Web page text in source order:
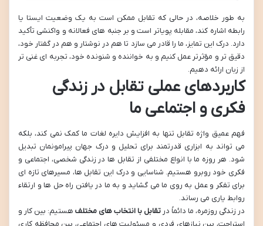
به طور خلاصه، در حالی که تقابل ممکن است به یک وضعیت ایستا یا
رابطه اشاره کند، مقابله پویاتر است و بر جنبه های فعالانه و واکنشی تأکید
دارد. درک این تمایز، ما را قادر می سازد تا هم در نوشتار و هم در گفتار خود،
دقیق تر و مؤثرتر عمل کنیم و به خواننده و شنونده خود، تجربه ای غنی تر
از زبان ارائه دهیم.
کاربردهای عملی تقابل در زندگی
فکری و اجتماعی ما
فهم عمیق واژه تقابل تنها به افزایش دایره لغات ما کمک نمی کند، بلکه
می تواند به ابزاری قدرتمند برای تحلیل و درک جهان پیرامونمان تبدیل
شود. هر روزه ما با انواع مختلفی از تقابل ها در زندگی شخصی، اجتماعی و
فکری خود روبرو هستیم. شناسایی و درک این تقابل ها، مسیرهای تازه ای
برای تفکر و عمل به روی ما می گشاید و به ما در یافتن راه حل ها و ارتقاء
روابط یاری می رساند.
در زندگی روزمره، ما دائماً در تقابل با انتخاب های مختلف هستیم: بین کار و